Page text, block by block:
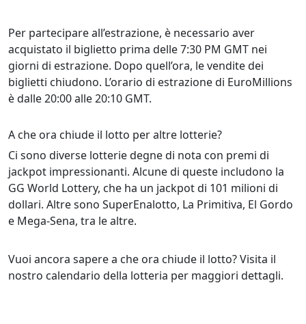
Per partecipare all’estrazione, è necessario aver
acquistato il biglietto prima delle 7:30 PM GMT nei
giorni di estrazione. Dopo quell’ora, le vendite dei
biglietti chiudono. L’orario di estrazione di EuroMillions
è dalle 20:00 alle 20:10 GMT.
A che ora chiude il lotto per altre lotterie?
Ci sono diverse lotterie degne di nota con premi di
jackpot impressionanti. Alcune di queste includono la
GG World Lottery, che ha un jackpot di 101 milioni di
dollari. Altre sono SuperEnalotto, La Primitiva, El Gordo
e Mega-Sena, tra le altre.
Vuoi ancora sapere a che ora chiude il lotto? Visita il
nostro calendario della lotteria per maggiori dettagli.